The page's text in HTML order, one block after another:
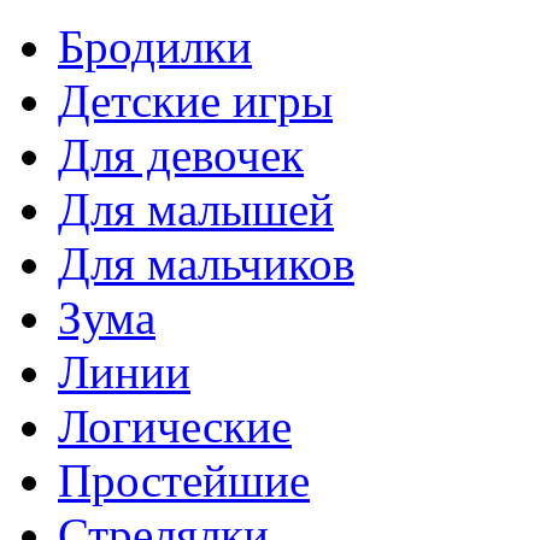
Бродилки
Детские игры
Для девочек
Для малышей
Для мальчиков
Зума
Линии
Логические
Простейшие